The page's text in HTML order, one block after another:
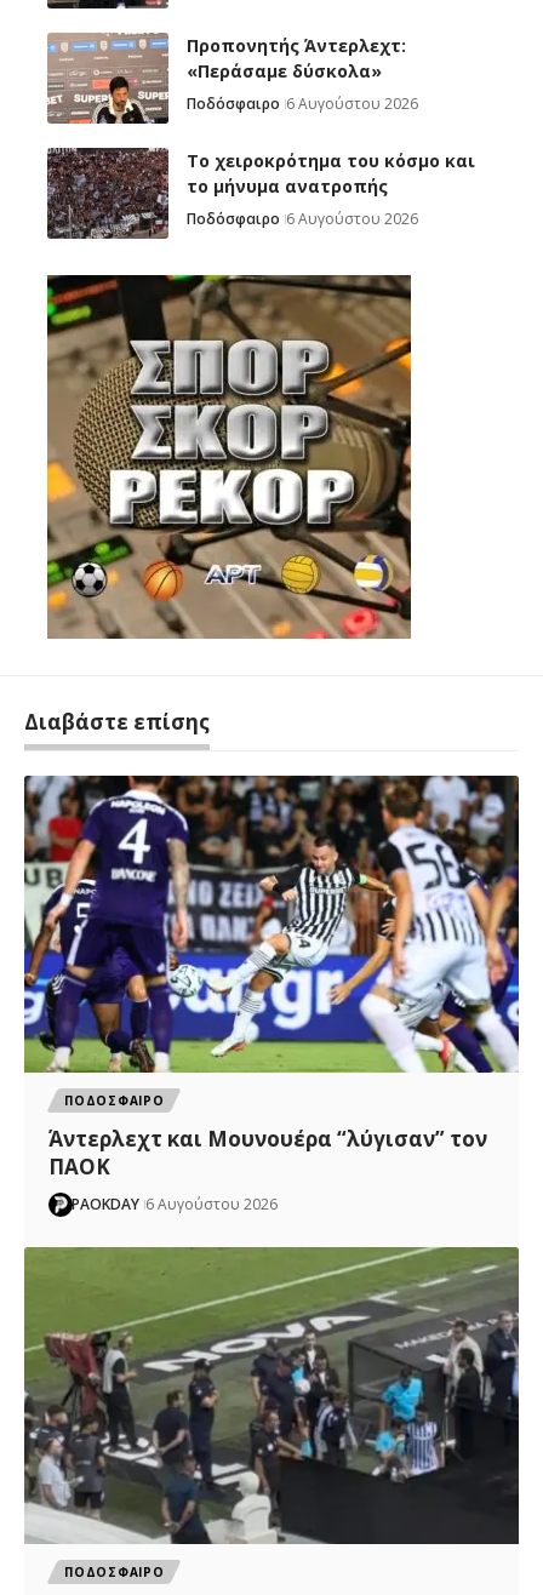
Προπονητής Άντερλεχτ:
«Περάσαμε δύσκολα»
Ποδόσφαιρο 6 Αυγούστου 2026
Το χειροκρότημα του κόσμο και
το μήνυμα ανατροπής
Ποδόσφαιρο 6 Αυγούστου 2026
Διαβάστε επίσης
ΠΟΔΟΣΦΑΙΡΟ
Άντερλεχτ και Μουνουέρα “λύγισαν” τον
ΠΑΟΚ
PAOKDAY 6 Αυγούστου 2026
ΠΟΔΟΣΦΑΙΡΟ